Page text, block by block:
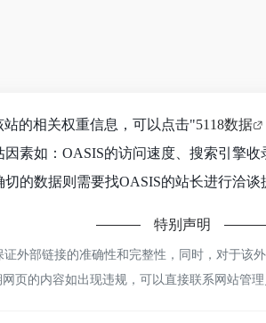
的相关权重信息，可以点击"5118数据
素如：OASIS的访问速度、搜索引擎
的数据则需要找OASIS的站长进行洽谈
特别声明
外部链接的准确性和完整性，同时，对于该
页的内容如出现违规，可以直接联系网站管